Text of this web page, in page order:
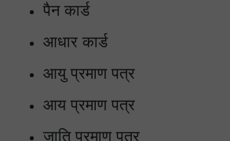
पैन कार्ड
आधार कार्ड
आयु प्रमाण पत्र
आय प्रमाण पत्र
जाति प्रमाण पत्र